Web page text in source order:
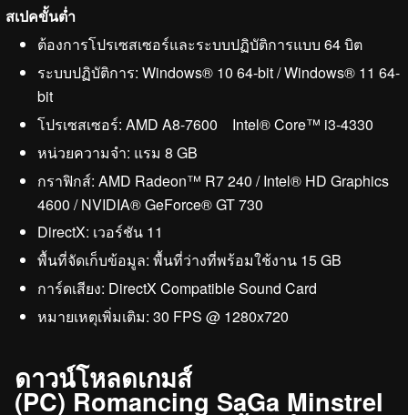
สเปคขั้นต่ำ
ต้องการโปรเซสเซอร์และระบบปฏิบัติการแบบ 64 บิต
ระบบปฏิบัติการ: Windows® 10 64-bit / Windows® 11 64-
bit
โปรเซสเซอร์: AMD A8-7600 Intel® Core™ i3-4330
หน่วยความจำ: แรม 8 GB
กราฟิกส์: AMD Radeon™ R7 240 / Intel® HD Graphics
4600 / NVIDIA® GeForce® GT 730
DirectX: เวอร์ชัน 11
พื้นที่จัดเก็บข้อมูล: พื้นที่ว่างที่พร้อมใช้งาน 15 GB
การ์ดเสียง: DirectX Compatible Sound Card
หมายเหตุเพิ่มเติม: 30 FPS @ 1280x720
ดาวน์โหลดเกมส์
(PC) Romancing SaGa Minstrel